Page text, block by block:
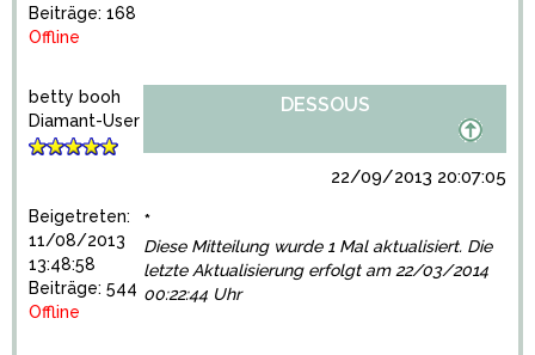
Beiträge: 168
Offline
betty booh
Diamant-User
Beigetreten:
11/08/2013
13:48:58
Beiträge: 544
Offline
DESSOUS
22/09/2013 20:07:05
*
Diese Mitteilung wurde 1 Mal aktualisiert. Die
letzte Aktualisierung erfolgt am 22/03/2014
00:22:44 Uhr